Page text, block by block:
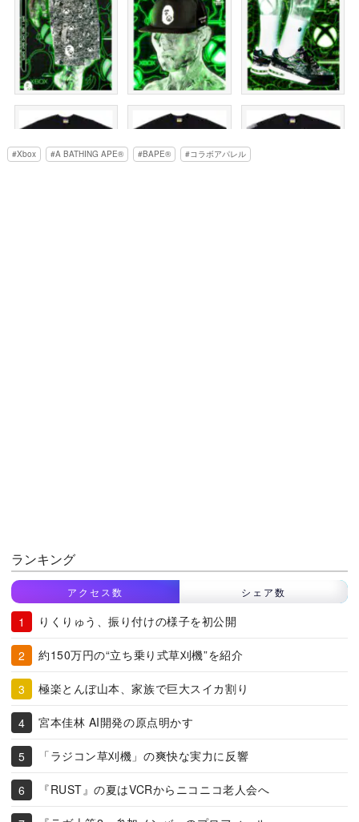
Xbox A BATHING APE®︎ BAPE®︎ コラボアパレル
ランキング
アクセス数 シェア数
りくりゅう、振り付けの様子を初公開
約150万円の“立ち乗り式草刈機”を紹介
極楽とんぼ山本、家族で巨大スイカ割り
宮本佳林 AI開発の原点明かす
「ラジコン草刈機」の爽快な実力に反響
『RUST』の夏はVCRからニコニコ老人会へ